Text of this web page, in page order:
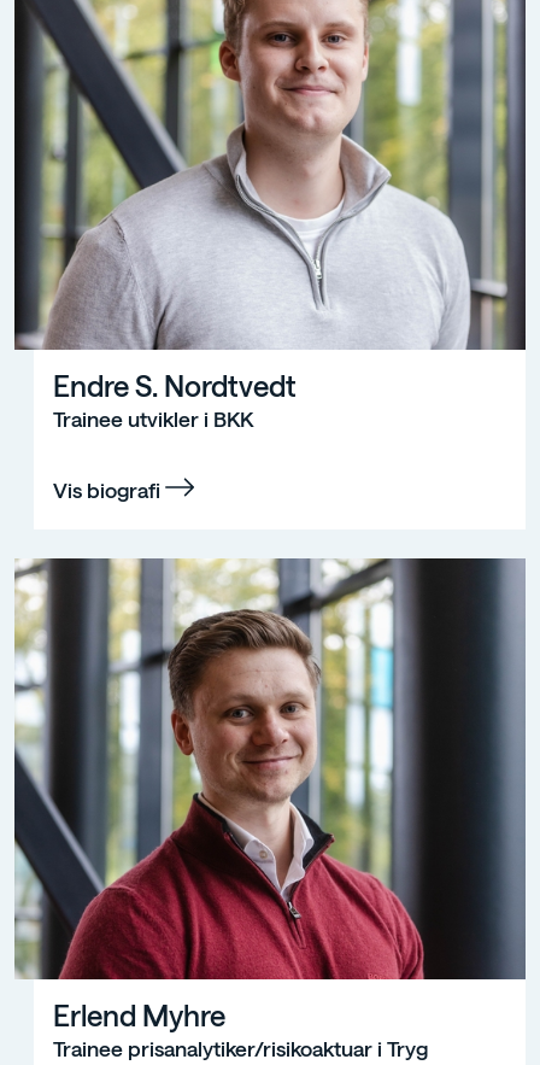
Endre S. Nordtvedt
Trainee utvikler i BKK
Vis biografi
Erlend Myhre
Trainee prisanalytiker/risikoaktuar i Tryg